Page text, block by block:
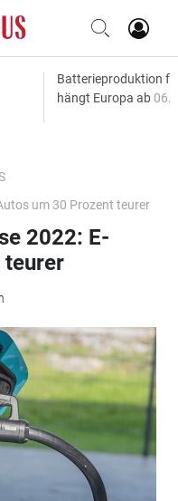
Batterieproduktion
hängt Europa ab
um 30 Prozent teurer
2022: E-
teurer